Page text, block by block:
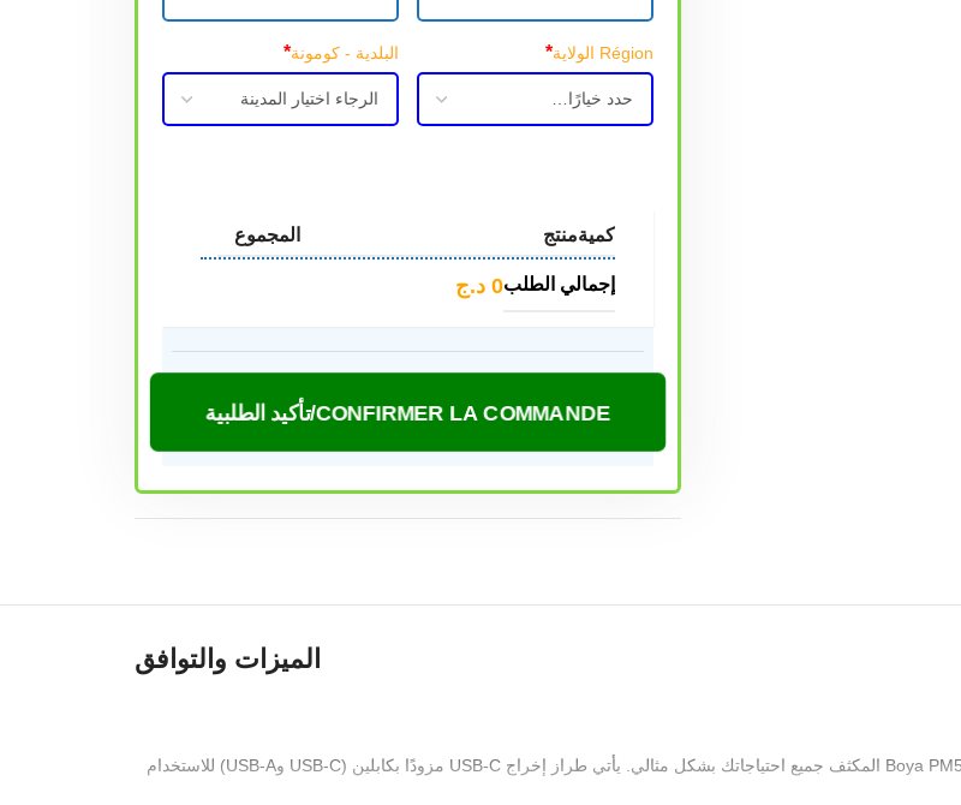
Région الولاية * البلدية - كومونة*
منتجكمية المجموع
إجمالي الطلب0 د.ج
CONFIRMER LA COMMANDE/تأكيد الطلبية
الميزات والتوافق
مع جودة تصميمه, اتجاهيها ومخرج سماعة الرأس, سوف يلبي ميكروفون Boya PM500 المكثف جميع احتياجاتك بشكل مثالي. يأتي طراز إخراج USB-C مزودًا بكابلين (USB-C وUSB-A) للاستخدام